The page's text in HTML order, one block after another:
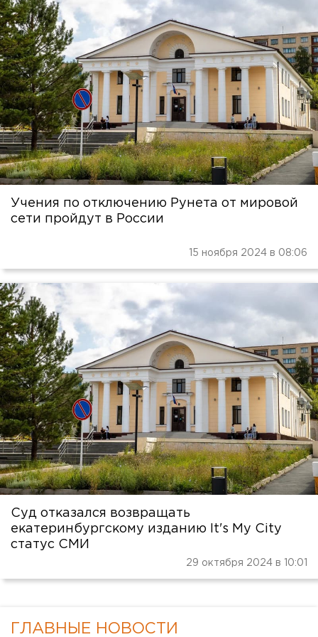
Учения по отключению Рунета от мировой
сети пройдут в России
15 ноября 2024 в 08:06
Суд отказался возвращать
екатеринбургскому изданию It's My City
статус СМИ
29 октября 2024 в 10:01
ГЛАВНЫЕ НОВОСТИ